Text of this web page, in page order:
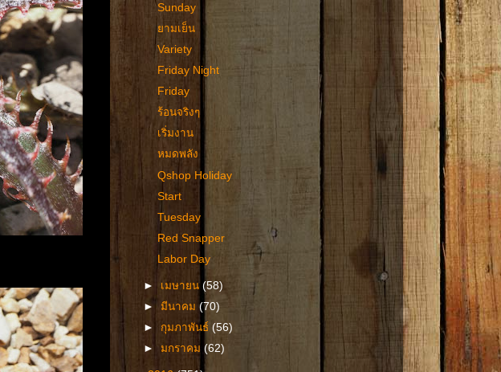
Sunday
ยามเย็น
Variety
Friday Night
Friday
ร้อนจริงๆ
เริ่มงาน
หมดพลัง
Qshop Holiday
Start
Tuesday
Red Snapper
Labor Day
► เมษายน(58)
►มีนาคม(70)
► กุมภาพันธ์(56)
►มกราคม(62)